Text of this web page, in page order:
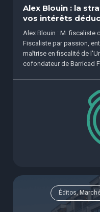
Alex Blouin : la
vos intérêts
Alex Blouin : M. fiscaliste
Fiscaliste par passion,
maîtrise en fiscalité de
cofondateur de Barricad
Éditos,